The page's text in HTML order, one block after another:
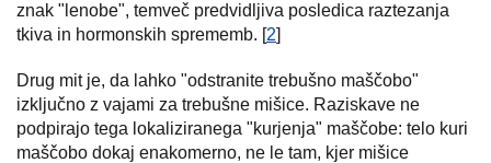
znak "lenobe", temveč predvidljiva posledica raztezanja
tkiva in hormonskih sprememb. [2]
Drug mit je, da lahko "odstranite trebušno maščobo"
izključno z vajami za trebušne mišice. Raziskave ne
podpirajo tega lokaliziranega "kurjenja" maščobe: telo kuri
maščobo dokaj enakomerno, ne le tam, kjer mišice